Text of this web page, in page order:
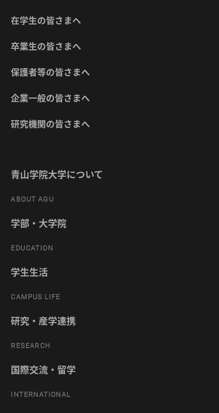
在学生の皆さまへ
卒業生の皆さまへ
保護者等の皆さまへ
企業一般の皆さまへ
研究機関の皆さまへ
青山学院大学について
ABOUT AGU
学部・大学院
EDUCATION
学生生活
CAMPUS LIFE
研究・産学連携
RESEARCH
国際交流・留学
INTERNATIONAL